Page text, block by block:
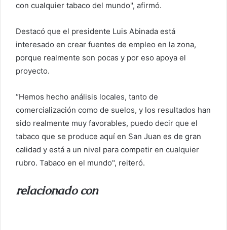
con cualquier tabaco del mundo", afirmó.
Destacó que el presidente Luis Abinada está
interesado en crear fuentes de empleo en la zona,
porque realmente son pocas y por eso apoya el
proyecto.
“Hemos hecho análisis locales, tanto de
comercialización como de suelos, y los resultados han
sido realmente muy favorables, puedo decir que el
tabaco que se produce aquí en San Juan es de gran
calidad y está a un nivel para competir en cualquier
rubro. Tabaco en el mundo", reiteró.
relacionado con